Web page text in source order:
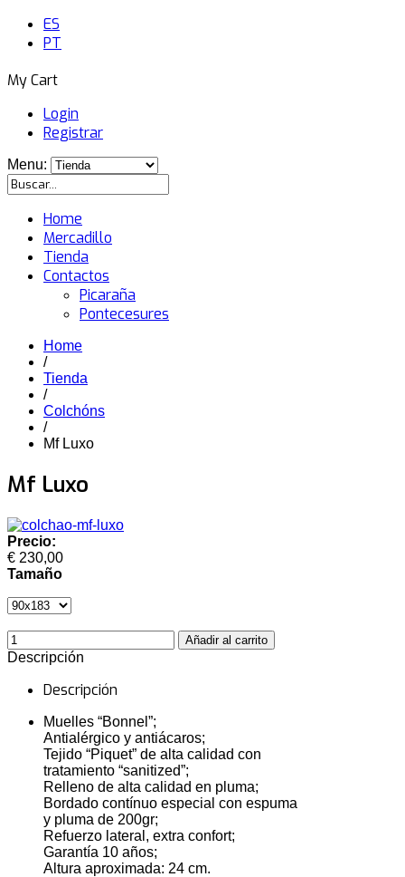
ES
PT
My Cart
Login
Registrar
Menu:
Home
Mercadillo
Tienda
Contactos
Picaraña
Pontecesures
Home
/
Tienda
/
Colchóns
/
Mf Luxo
Mf Luxo
Precio:
€ 230,00
Tamaño
Descripción
Descripción
Muelles “Bonnel”;
Antialérgico y antiácaros;
Tejido “Piquet” de alta calidad con
tratamiento “sanitized”;
Relleno de alta calidad en pluma;
Bordado contínuo especial con espuma
y pluma de 200gr;
Refuerzo lateral, extra confort;
Garantía 10 años;
Altura aproximada: 24 cm.